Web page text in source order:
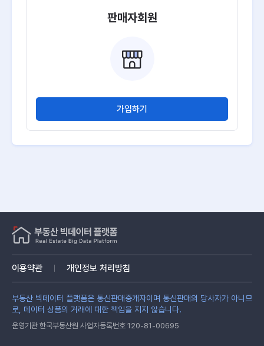
판매자회원
가입하기
이용약관 개인정보 처리방침
부동산 빅데이터 플랫폼은 통신판매중개자이며 통신판매의 당사자가 아니므
로, 데이터 상품의 거래에 대한 책임을 지지 않습니다.
운영기관 한국부동산원 사업자등록번호 120-81-00695